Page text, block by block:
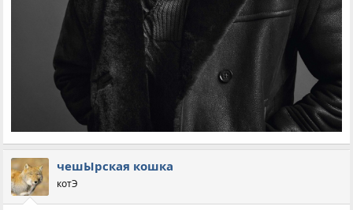
чешЫрская кошка
котЭ